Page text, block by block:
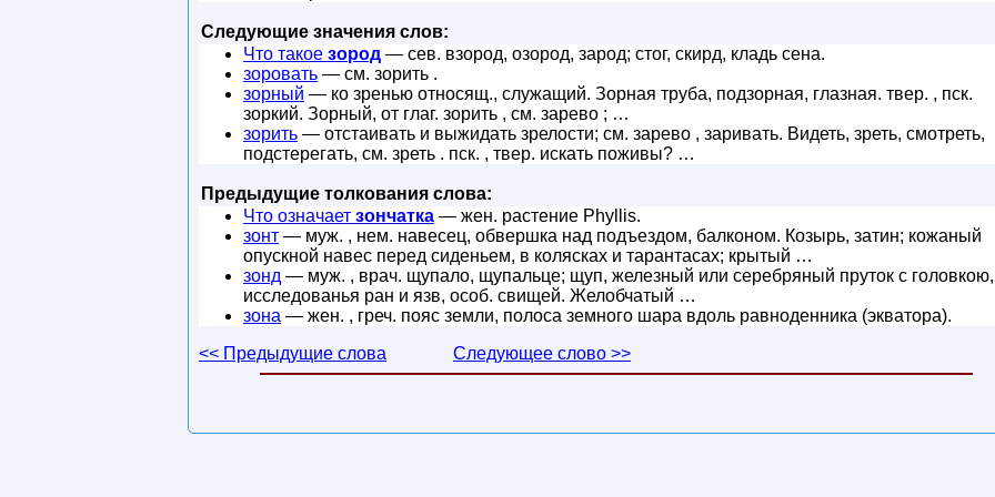
Следующие значения слов:
Что такое зород — сев. взород, озород, зарод; стог, скирд, кладь сена.
зоровать — см. зорить .
зорный — ко зренью относящ., служащий. Зорная труба, подзорная, глазная. твер. , пск.
зоркий. Зорный, от глаг. зорить , см. зарево ; …
зорить — отстаивать и выжидать зрелости; см. зарево , заривать. Видеть, зреть, смотреть,
подстерегать, см. зреть . пск. , твер. искать поживы? …
Предыдущие толкования слова:
Что означает зончатка — жен. растение Phyllis.
зонт — муж. , нем. навесец, обвершка над подъездом, балконом. Козырь, затин; кожаный
опускной навес перед сиденьем, в колясках и тарантасах; крытый …
зонд — муж. , врач. щупало, щупальце; щуп, железный или серебряный пруток с
исследованья ран и язв, особ. свищей. Желобчатый …
зона — жен. , греч. пояс земли, полоса земного шара вдоль равноденника (экватора).
<< Предыдущие слова
Следующее слово >>